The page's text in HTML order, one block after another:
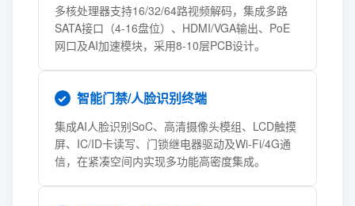
多核处理器支持16/32/64路视频解码，集成多路
SATA接口（4-16盘位）、HDMI/VGA输出、PoE
网口及AI加速模块，采用8-10层PCB设计。
智能门禁/人脸识别终端
集成AI人脸识别SoC、高清摄像头模组、LCD触摸
屏、IC/ID卡读写、门锁继电器驱动及Wi-Fi/4G通
信，在紧凑空间内实现多功能高密度集成。